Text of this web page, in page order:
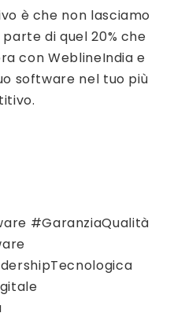
è che non lasciamo
di quel 20% che
con WeblineIndia e
software nel tuo più
#GaranziaQualità